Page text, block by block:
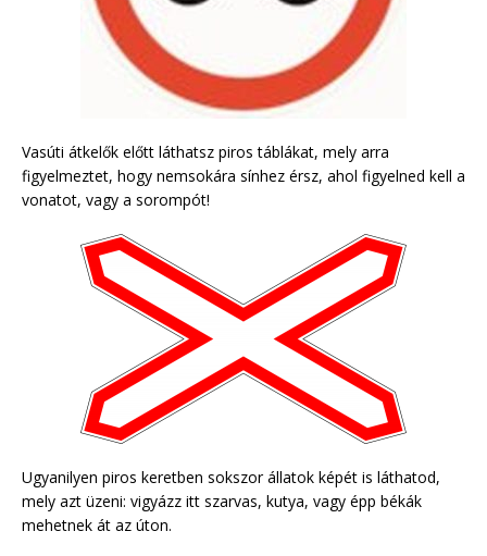
Vasúti átkelők előtt láthatsz piros táblákat, mely arra
figyelmeztet, hogy nemsokára sínhez érsz, ahol figyelned kell a
vonatot, vagy a sorompót!
Ugyanilyen piros keretben sokszor állatok képét is láthatod,
mely azt üzeni: vigyázz itt szarvas, kutya, vagy épp békák
mehetnek át az úton.